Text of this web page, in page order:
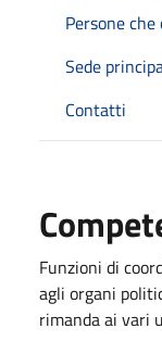
Persone
Sede
Contatti
Funzioni di
agli organi
rimanda ai vari